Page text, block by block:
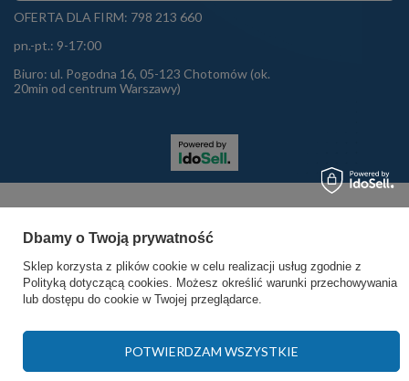
OFERTA DLA FIRM: 798 213 660
pn.-pt.: 9-17:00
Biuro: ul. Pogodna 16, 05-123 Chotomów (ok.
20min od centrum Warszawy)
Dbamy o Twoją prywatność
Sklep korzysta z plików cookie w celu realizacji usług zgodnie z
Polityką dotyczącą cookies. Możesz określić warunki przechowywania
lub dostępu do cookie w Twojej przeglądarce.
POTWIERDZAM WSZYSTKIE